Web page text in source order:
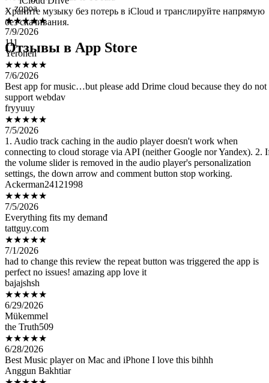
Храните музыку без потерь в iCloud и транслируйте напрямую
без скачивания.
Отзывы в App Store
7/9/2026
111
Yerohen
★★★★★
7/6/2026
Best app for music…but please add Drime cloud because they do not
support webdav
fryyuuy
★★★★★
7/5/2026
1. Audio track caching in the audio player doesn't work when
connecting to cloud storage via API (neither Google nor Yandex). 2.
the volume slider is removed in the audio player's personalization
settings, the down arrow and comment button stop working.
Ackerman24121998
★★★★★
7/5/2026
Everything fits my demanđ
tattguy.com
★★★★★
7/1/2026
had to change this review the repeat button was triggered the app is
perfect no issues! amazing app love it
bajajshsh
★★★★★
6/29/2026
Mükemmel
the Truth509
★★★★★
6/28/2026
Best Music player on Mac and iPhone I love this bihhh
Anggun Bakhtiar
★★★★★
6/27/2026
Untuk sekelas pemutar musik,menurut saya ini sudah cukup